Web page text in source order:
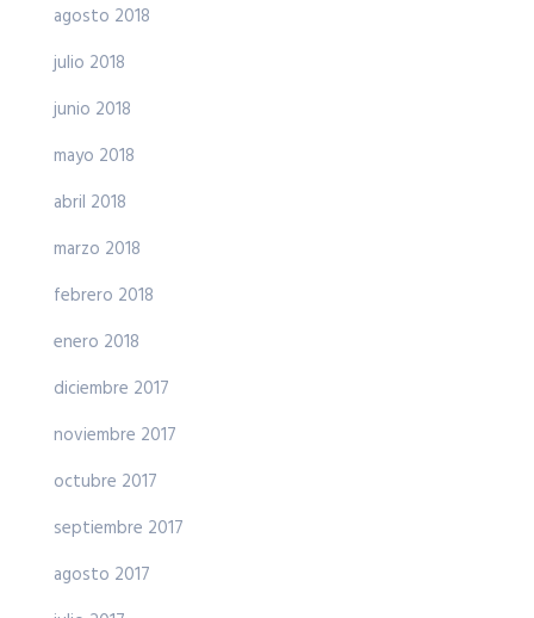
agosto 2018
julio 2018
junio 2018
mayo 2018
abril 2018
marzo 2018
febrero 2018
enero 2018
diciembre 2017
noviembre 2017
octubre 2017
septiembre 2017
agosto 2017